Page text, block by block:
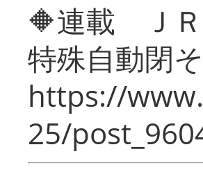
🔶連載 Ｊ
特殊自動閉
https://
25/